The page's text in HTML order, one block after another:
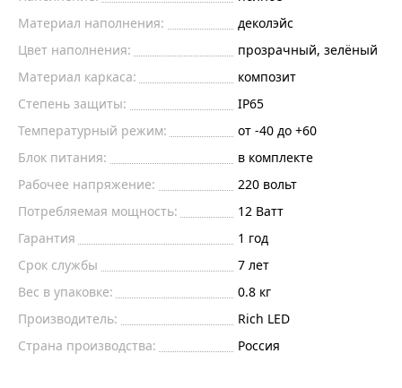
Материал наполнения:
деколэйс
Цвет наполнения:
прозрачный, зелёный
Материал каркаса:
композит
Степень защиты:
IP65
Температурный режим:
от -40 до +60
Блок питания:
в комплекте
Рабочее напряжение:
220 вольт
Потребляемая мощность:
12 Ватт
Гарантия
1 год
Срок службы
7 лет
Вес в упаковке:
0.8 кг
Производитель:
Rich LED
Страна производства:
Россия